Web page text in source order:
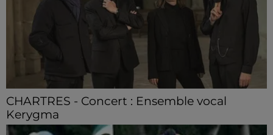
CHARTRES - Concert : Ensemble vocal
Kerygma
Dimanche 9 août à 16h30 à la cathédrale de Chartres :